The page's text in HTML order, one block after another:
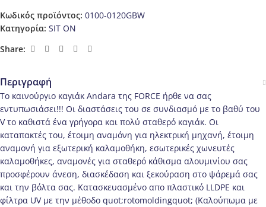
Κωδικός προϊόντος: 0100-0120GBW
Κατηγορία: SIT ON
Share:
Περιγραφή
Το καινούργιο καγιάκ Andara της FORCE ήρθε να σας
εντυπωσιάσει!!! Οι διαστάσεις του σε συνδιασμό με το βαθύ του
V το καθιστά ένα γρήγορα και πολύ σταθερό καγιάκ. Οι
καταπακτές του, έτοιμη αναμόνη για ηλεκτρική μηχανή, έτοιμη
αναμονή για εξωτερική καλαμοθήκη, εσωτερικές χωνευτές
καλαμοθήκες, αναμονές για σταθερό κάθισμα αλουμινίου σας
προσφέρουν άνεση, διασκέδαση και ξεκούραση στο ψάρεμά σας
και την βόλτα σας. Κατασκευασμένο απο πλαστικό LLDPE και
φίλτρα UV με την μέθοδο quot;rotomoldingquot; (Καλούπωμα με